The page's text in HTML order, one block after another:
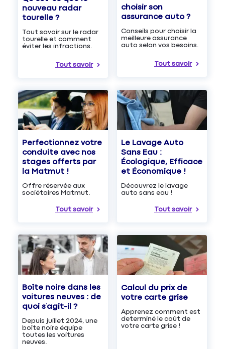
nouveau radar
tourelle ?
Tout savoir sur le radar
tourelle et comment
éviter les infractions.
Tout savoir
choisir son
assurance auto ?
Conseils pour choisir la
meilleure assurance
auto selon vos besoins.
Tout savoir
Perfectionnez votre
conduite avec nos
stages offerts par
la Matmut !
Offre réservée aux
sociétaires Matmut.
Tout savoir
Le Lavage Auto
Sans Eau :
Écologique, Efficace
et Économique !
Découvrez le lavage
auto sans eau !
Tout savoir
Boîte noire dans les
voitures neuves : de
quoi s’agit-il ?
Depuis juillet 2024, une
boîte noire équipe
toutes les voitures
neuves.
Calcul du prix de
votre carte grise
Apprenez comment est
determiné le coût de
votre carte grise !